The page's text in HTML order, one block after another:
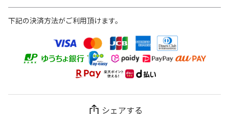
下記の決済方法がご利用頂けます。
シェアする